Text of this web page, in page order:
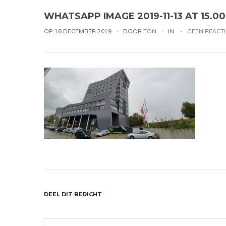
WHATSAPP IMAGE 2019-11-13 AT
OP 18 DECEMBER 2019 DOOR TON IN GEEN
DEEL DIT BERICHT